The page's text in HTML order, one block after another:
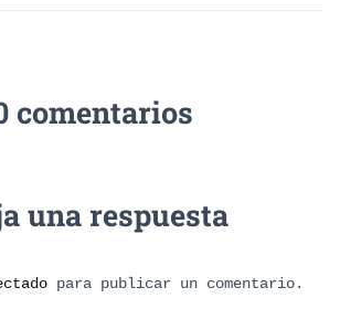
comentarios
una respuesta
para publicar un comentario.